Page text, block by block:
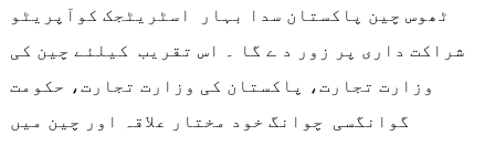
ٹھوس چین پاکستان سدا بہار اسٹریٹجک کوآپریٹو
شراکت داری پر زور د ے گا ۔ اس تقریب کیلئے چین کی
وزارت تجارت، پاکستان کی وزارت تجارت، حکومت
گوانگسی چوانگ خود مختار علاقہ اور چین میں